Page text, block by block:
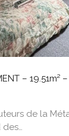
– 19.51m²
de la